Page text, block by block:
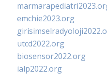
emchie2023.org
utcd2022.org
biosensor2022.org
ialp2022.org